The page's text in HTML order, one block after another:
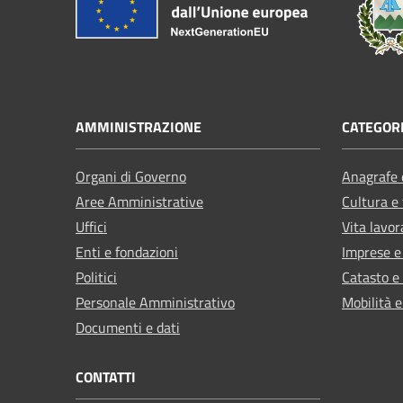
AMMINISTRAZIONE
Organi di Governo
Aree Amministrative
Uffici
Enti e fondazioni
Politici
Personale Amministrativo
Documenti e dati
Cultura
Vita
Imprese
Catasto
Mobilità
CONTATTI